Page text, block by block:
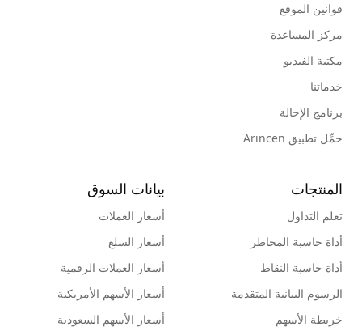
قوانين الموقع
مركز المساعدة
مكتبة الفيديو
خدماتنا
برنامج الإحالة
حمِّل تطبيق Arincen
المنتجات
تعلم التداول
أداة حاسبة المخاطر
أداة حاسبة النقاط
الرسوم البيانية المتقدمة
خريطة الأسهم
بيانات السوق
أسعار العملات
أسعار السلع
أسعار العملات الرقمية
أسعار الأسهم الأمريكية
أسعار الأسهم السعودية